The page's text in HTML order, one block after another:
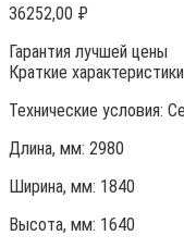
36252,00 ₽
Гарантия лучшей цены
Краткие характеристики
Технические условия:
Длина, мм: 2980
Ширина, мм: 1840
Высота, мм: 1640